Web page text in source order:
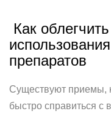
Как
препаратов
Существуют приемы,
быстро справиться с